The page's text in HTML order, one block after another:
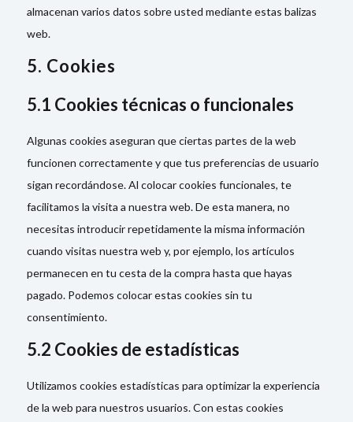
almacenan varios datos sobre usted mediante estas balizas
web.
5. Cookies
5.1 Cookies técnicas o funcionales
Algunas cookies aseguran que ciertas partes de la web
funcionen correctamente y que tus preferencias de usuario
sigan recordándose. Al colocar cookies funcionales, te
facilitamos la visita a nuestra web. De esta manera, no
necesitas introducir repetidamente la misma información
cuando visitas nuestra web y, por ejemplo, los artículos
permanecen en tu cesta de la compra hasta que hayas
pagado. Podemos colocar estas cookies sin tu
consentimiento.
5.2 Cookies de estadísticas
Utilizamos cookies estadísticas para optimizar la experiencia
de la web para nuestros usuarios. Con estas cookies